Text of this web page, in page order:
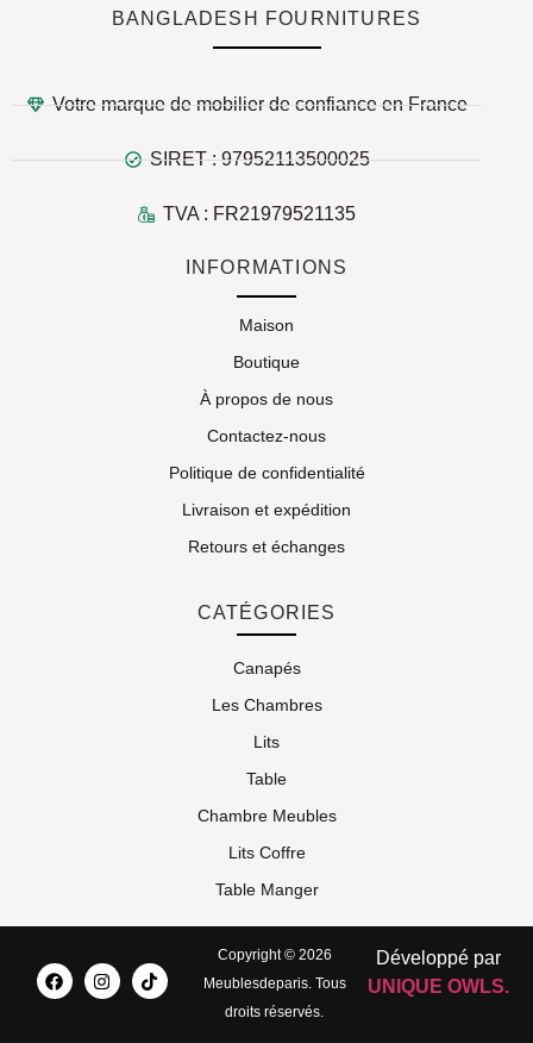
BANGLADESH FOURNITURES
Votre marque de mobilier de confiance en France
SIRET : 97952113500025
TVA : FR21979521135
INFORMATIONS
Maison
Boutique
À propos de nous
Contactez-nous
Politique de confidentialité
Livraison et expédition
Retours et échanges
CATÉGORIES
Canapés
Les Chambres
Lits
Table
Chambre Meubles
Lits Coffre
Table Manger
Copyright © 2026
Meublesdeparis. Tous
droits réservés.
Développé par
UNIQUE OWLS.